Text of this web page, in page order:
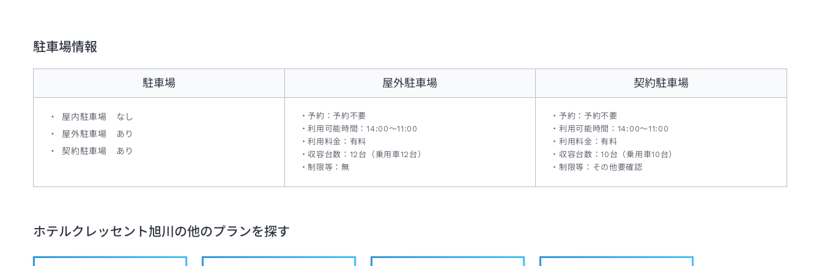
駐車場情報
駐車場
屋内駐車場 なし
屋外駐車場 あり
契約駐車場 あり
屋外駐車場
予約：予約不要
利用可能時間：14:00～11:00
利用料金：有料
収容台数：12台（乗用車12台）
制限等：無
契約駐車場
予約：予約不要
利用可能時間：14:00～11:00
利用料金：有料
収容台数：10台（乗用車10台）
制限等：その他要確認
ホテルクレッセント旭川の他のプランを探す